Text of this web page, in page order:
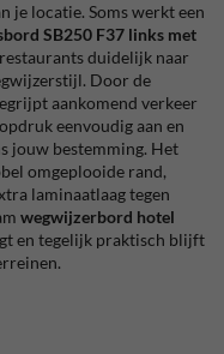
je locatie. Soms werkt een
SB250 F37 links met
duidelijk naar
Door de
aankomend verkeer
eenvoudig aan en
jouw bestemming. Het
omgeplooide rand,
laminaatlaag tegen
wegwijzerbord hotel
en tegelijk praktisch blijft